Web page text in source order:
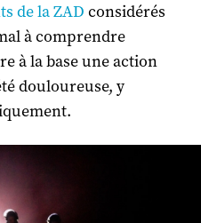
de la ZAD considérés
à comprendre
à la base une action
douloureuse, y